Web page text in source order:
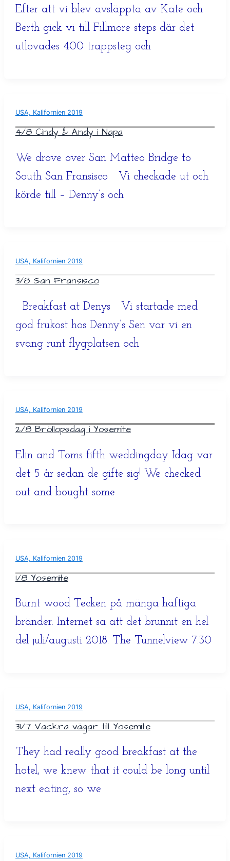
Efter att vi blev avsläppta av Kate och
Berth gick vi till Fillmore steps där det
utlovades 400 trappsteg och
USA, Kalifornien 2019
4/8 Cindy & Andy i Napa
We drove over San Matteo Bridge to
South San Fransisco Vi checkade ut och
körde till – Denny’s och
USA, Kalifornien 2019
3/8 San Fransisco
Breakfast at Denys Vi startade med
god frukost hos Denny’s Sen var vi en
sväng runt flygplatsen och
USA, Kalifornien 2019
2/8 Bröllopsdag i Yosemite
Elin and Toms fifth weddingday Idag var
det 5 år sedan de gifte sig! We checked
out and bought some
USA, Kalifornien 2019
1/8 Yosemite
Burnt wood Tecken på mänga häftiga
bränder. Internet sa att det brunnit en hel
del juli/augusti 2018. The Tunnelview 7.30
USA, Kalifornien 2019
31/7 Vackra vägar till Yosemite
They had really good breakfast at the
hotel, we knew that it could be long until
next eating, so we
USA, Kalifornien 2019